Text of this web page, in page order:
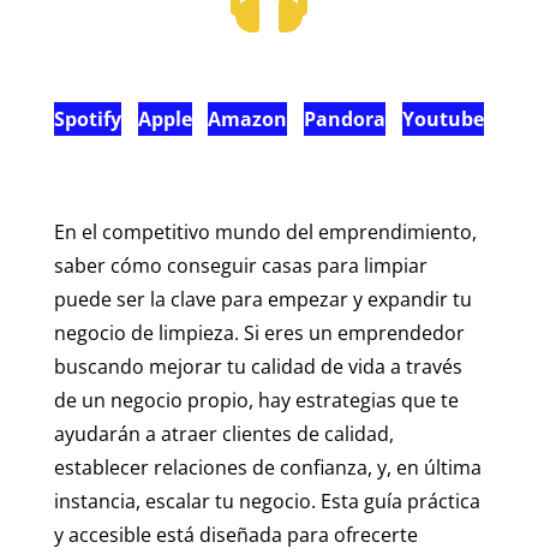
Spotify Apple Amazon Pandora Youtube
En el competitivo mundo del emprendimiento,
saber cómo conseguir casas para limpiar
puede ser la clave para empezar y expandir tu
negocio de limpieza. Si eres un emprendedor
buscando mejorar tu calidad de vida a través
de un negocio propio, hay estrategias que te
ayudarán a atraer clientes de calidad,
establecer relaciones de confianza, y, en última
instancia, escalar tu negocio. Esta guía práctica
y accesible está diseñada para ofrecerte